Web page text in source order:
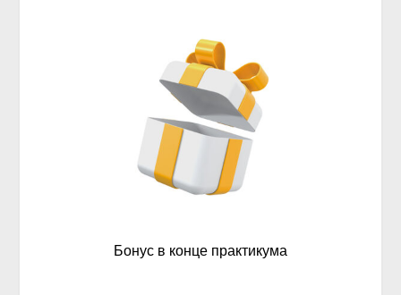
Бонус в конце практикума